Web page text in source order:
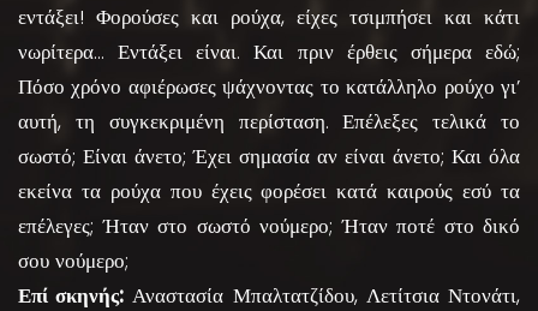
εντάξει! Φορούσες και ρούχα, είχες τσιμπήσει και κάτι
νωρίτερα… Εντάξει είναι. Και πριν έρθεις σήμερα εδώ;
Πόσο χρόνο αφιέρωσες ψάχνοντας το κατάλληλο ρούχο γι’
αυτή, τη συγκεκριμένη περίσταση. Επέλεξες τελικά το
σωστό; Είναι άνετο; Έχει σημασία αν είναι άνετο; Και όλα
εκείνα τα ρούχα που έχεις φορέσει κατά καιρούς εσύ τα
επέλεγες; Ήταν στο σωστό νούμερο; Ήταν ποτέ στο δικό
σου νούμερο;
Επί σκηνής: Αναστασία Μπαλτατζίδου, Λετίτσια Ντονάτι,